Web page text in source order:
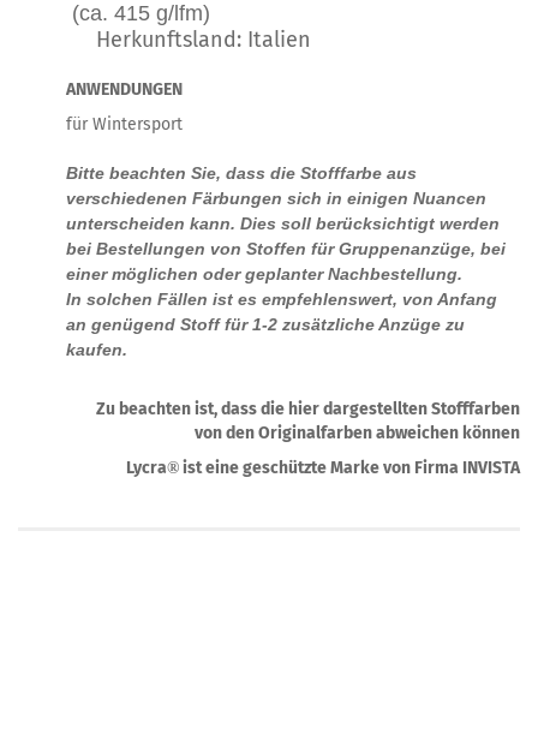
(ca. 415 g/lfm)
Herkunftsland: Italien
ANWENDUNGEN
für Wintersport
Bitte beachten Sie, dass die Stofffarbe aus
verschiedenen Färbungen sich in einigen Nuancen
unterscheiden kann. Dies soll berücksichtigt werden
bei Bestellungen von Stoffen für Gruppenanzüge, bei
einer möglichen oder geplanter Nachbestellung.
In solchen Fällen ist es empfehlenswert, von Anfang
an genügend Stoff für 1-2 zusätzliche Anzüge zu
kaufen.
Zu beachten ist, dass die hier dargestellten Stofffarben
von den Originalfarben abweichen können
Lycra® ist eine geschützte Marke von Firma INVISTA